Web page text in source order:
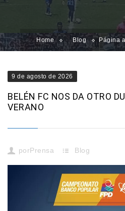
Home Blog Página
9 de agosto de 2026
BELÉN FC NOS DA OTRO
VERANO
porPrensa Blog